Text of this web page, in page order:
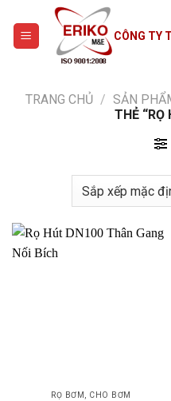
content
CÔNG TY
TRANG CHỦ / SẢN
THẺ “RỌ
RỌ BƠM, CHÕ BƠM